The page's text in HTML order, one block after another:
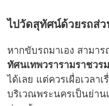
ไปวัดสุทัศน์ด้วยรถส่
หากขับรถมาเอง สามาร
ทัศนเทพวรารามราชวร
ได้เลย แต่ควรเผื่อเวลาเ
บริเวณพระนครเป็นย่าน